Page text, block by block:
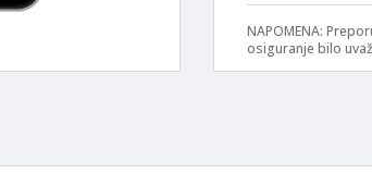
NAPOMENA:
osiguranje bilo